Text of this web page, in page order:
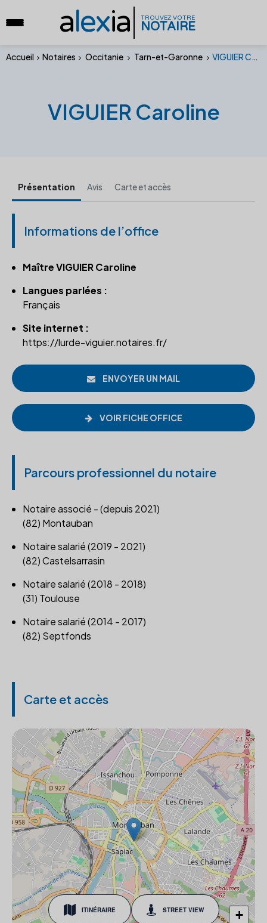
alexia TROUVEZ VOTRE
NOTAIRE
Accueil Notaires Occitanie Tarn-et-Garonne VIGUIER Caroline
VIGUIER Caroline
Présentation Avis Carte et accès
Informations de l’office
Maître VIGUIER Caroline
Langues parlées :
Français
Site internet :
https://lurde-viguier.notaires.fr/
ENVOYER UN MAIL
VOIR FICHE OFFICE
Parcours professionnel du notaire
Notaire associé - (depuis 2021)
(82) Montauban
Notaire salarié (2019 - 2021)
(82) Castelsarrasin
Notaire salarié (2018 - 2018)
(31) Toulouse
Notaire salarié (2014 - 2017)
(82) Septfonds
Carte et accès
ITINÉRAIRE STREET VIEW
+